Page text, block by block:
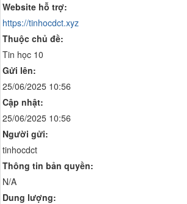
Website hỗ trợ:
https://tinhocdct.xyz
Thuộc chủ đề:
Tin học 10
Gửi lên:
25/06/2025 10:56
Cập nhật:
25/06/2025 10:56
Người gửi:
tinhocdct
Thông tin bản quyền:
N/A
Dung lượng: